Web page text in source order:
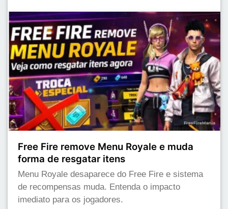
Free Fire remove Menu Royale e muda
forma de resgatar itens
Menu Royale desaparece do Free Fire e sistema
de recompensas muda. Entenda o impacto
imediato para os jogadores.